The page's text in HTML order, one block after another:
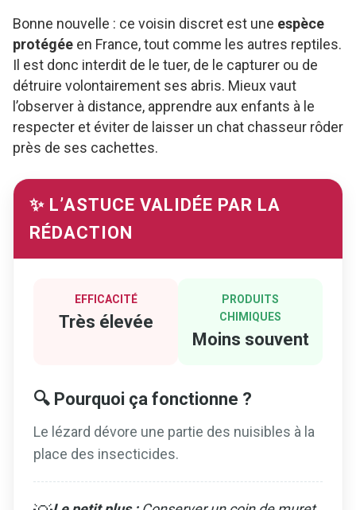
Bonne nouvelle : ce voisin discret est une espèce
protégée en France, tout comme les autres reptiles.
Il est donc interdit de le tuer, de le capturer ou de
détruire volontairement ses abris. Mieux vaut
l’observer à distance, apprendre aux enfants à le
respecter et éviter de laisser un chat chasseur rôder
près de ses cachettes.
✨ L’ASTUCE VALIDÉE PAR LA
RÉDACTION
EFFICACITÉ
Très élevée
PRODUITS
CHIMIQUES
Moins souvent
🔍 Pourquoi ça fonctionne ?
Le lézard dévore une partie des nuisibles à la
place des insecticides.